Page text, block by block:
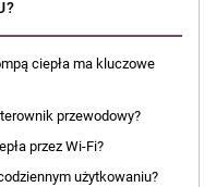
ciepła ma kluczowe
przewodowy?
przez Wi-Fi?
użytkowaniu?